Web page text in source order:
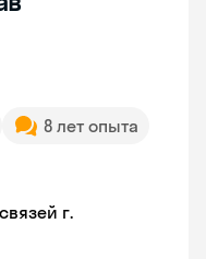
8 лет опыта
г.